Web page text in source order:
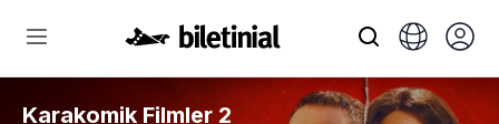
Karakomik Filmler 2